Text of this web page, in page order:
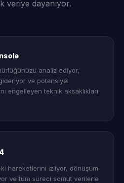
veriye dayanıyor.
analiz ediyor,
ve potansiyel
engelleyen teknik aksaklıkları
hareketlerini izliyor, dönüşüm
ve tüm süreci somut verilerle